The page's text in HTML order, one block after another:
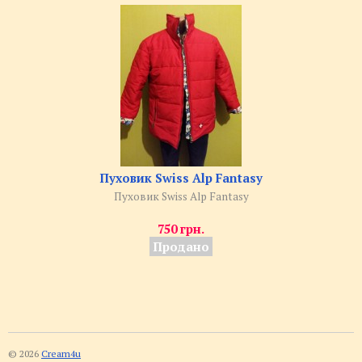
Пуховик Swiss Alp Fantasy
Пуховик Swiss Alp Fantasy
750 грн.
Продано
© 2026 Cream4u